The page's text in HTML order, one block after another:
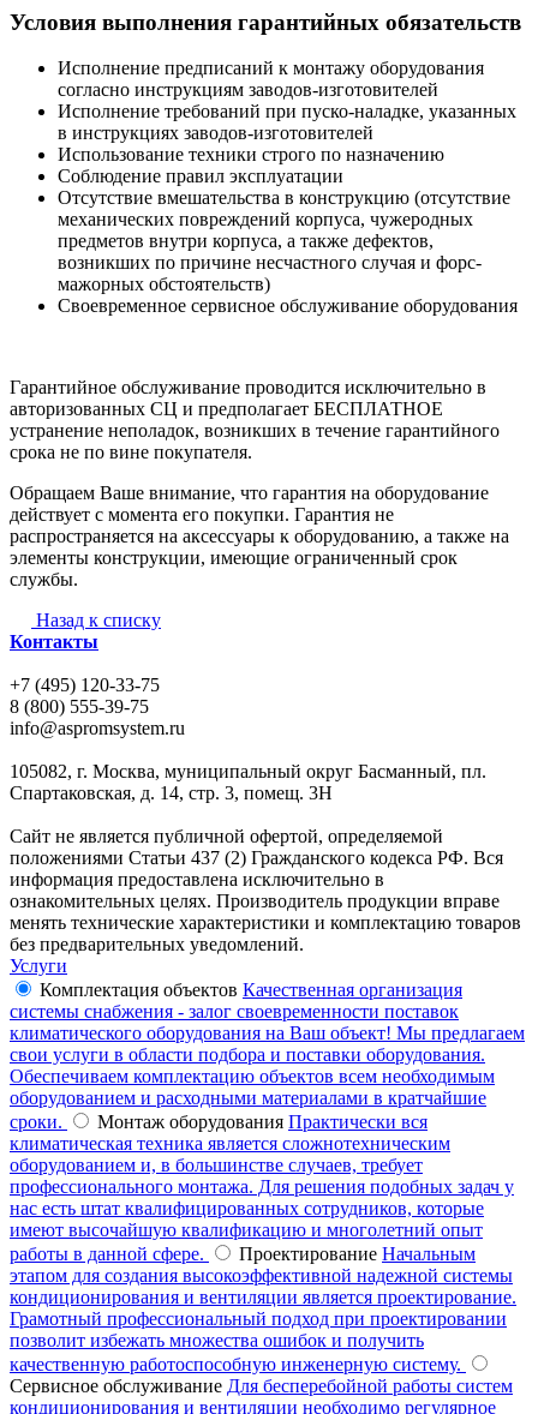
Условия выполнения гарантийных обязательств
Исполнение предписаний к монтажу оборудования
согласно инструкциям заводов-изготовителей
Исполнение требований при пуско-наладке, указанных
в инструкциях заводов-изготовителей
Использование техники строго по назначению
Соблюдение правил эксплуатации
Отсутствие вмешательства в конструкцию (отсутствие
механических повреждений корпуса, чужеродных
предметов внутри корпуса, а также дефектов,
возникших по причине несчастного случая и форс-
мажорных обстоятельств)
Своевременное сервисное обслуживание оборудования
Гарантийное обслуживание проводится исключительно в
авторизованных СЦ и предполагает БЕСПЛАТНОЕ
устранение неполадок, возникших в течение гарантийного
срока не по вине покупателя.
Обращаем Ваше внимание, что гарантия на оборудование
действует с момента его покупки. Гарантия не
распространяется на аксессуары к оборудованию, а также на
элементы конструкции, имеющие ограниченный срок
службы.
Назад к списку
Контакты
+7 (495) 120-33-75
8 (800) 555-39-75
info@aspromsystem.ru
105082, г. Москва, муниципальный округ Басманный, пл.
Спартаковская, д. 14, стр. 3, помещ. 3Н
Сайт не является публичной офертой, определяемой
положениями Статьи 437 (2) Гражданского кодекса РФ. Вся
информация предоставлена исключительно в
ознакомительных целях. Производитель продукции вправе
менять технические характеристики и комплектацию товаров
без предварительных уведомлений.
Услуги
Комплектация объектов Качественная организация
системы снабжения - залог своевременности поставок
климатического оборудования на Ваш объект! Мы предлагаем
свои услуги в области подбора и поставки оборудования.
Обеспечиваем комплектацию объектов всем необходимым
оборудованием и расходными материалами в кратчайшие
сроки.
Монтаж оборудования Практически вся
климатическая техника является сложнотехническим
оборудованием и, в большинстве случаев, требует
профессионального монтажа. Для решения подобных задач у
нас есть штат квалифицированных сотрудников, которые
имеют высочайшую квалификацию и многолетний опыт
работы в данной сфере.
Проектирование Начальным
этапом для создания высокоэффективной надежной системы
кондиционирования и вентиляции является проектирование.
Грамотный профессиональный подход при проектировании
позволит избежать множества ошибок и получить
качественную работоспособную инженерную систему.
Сервисное обслуживание Для бесперебойной работы систем
кондиционирования и вентиляции необходимо регулярное